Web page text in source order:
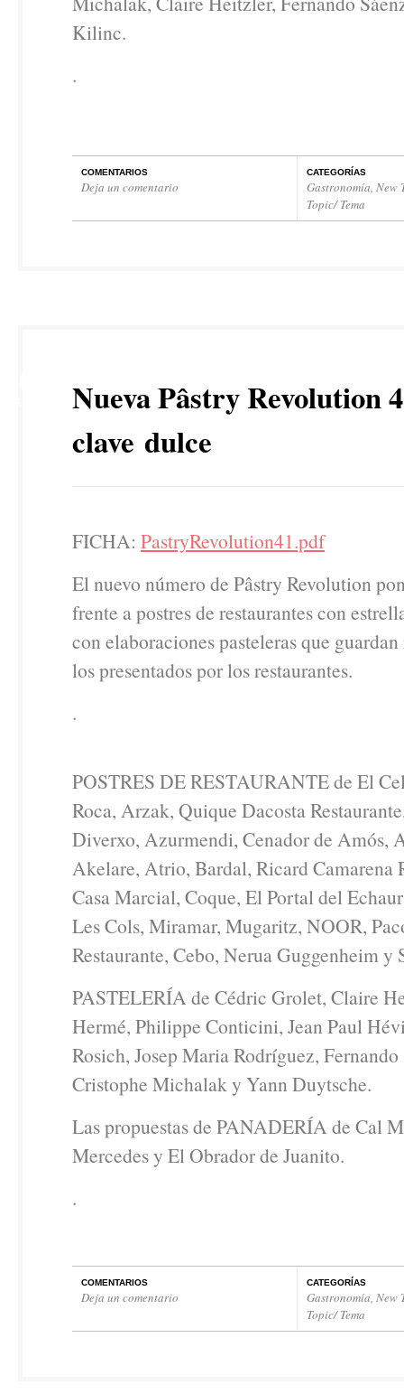
Kilinc.
.
COMENTARIOS
Deja un comentario
CATEGORÍAS
Gastronomía, New
Topic/ Tema
Nueva Pâstry Revolution
clave dulce
FICHA: PastryRevolution41.pdf
El nuevo número de Pâstry Revolution
frente a postres de restaurantes con
con elaboraciones pasteleras que
los presentados por los restaurantes.
.
POSTRES DE RESTAURANTE de El
Roca, Arzak, Quique Dacosta
Diverxo, Azurmendi, Cenador de Amós,
Akelare, Atrio, Bardal, Ricard Camarena
Casa Marcial, Coque, El Portal del
Les Cols, Miramar, Mugaritz, NOOR,
Restaurante, Cebo, Nerua Guggenheim y
PASTELERÍA de Cédric Grolet, Claire
Hermé, Philippe Conticini, Jean Paul
Rosich, Josep Maria Rodríguez, Fernando
Cristophe Michalak y Yann Duytsche.
Las propuestas de PANADERÍA de Cal
Mercedes y El Obrador de Juanito.
.
COMENTARIOS
Deja un comentario
CATEGORÍAS
Gastronomía, New
Topic/ Tema